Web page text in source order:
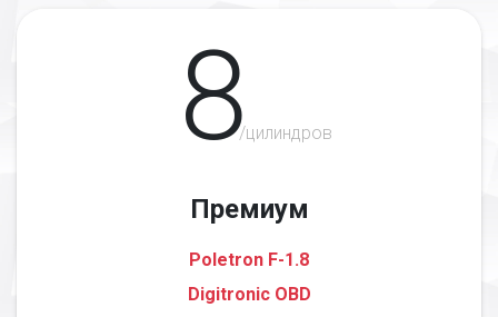
8/цилиндров
Премиум
Poletron F-1.8
Digitronic OBD